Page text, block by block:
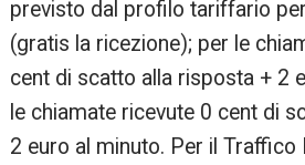
previsto dal profilo tariffario
(gratis la ricezione); per le
cent di scatto alla risposta + 2
le chiamate ricevute 0 cent di
2 euro al minuto. Per il Traffico